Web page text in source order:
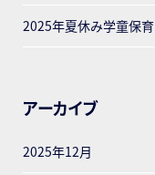
2025年夏休み学童保育
アーカイブ
2025年12月